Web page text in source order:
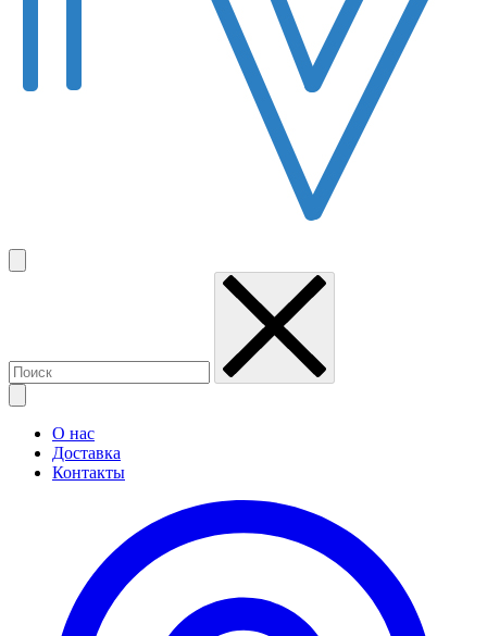
О нас
Доставка
Контакты